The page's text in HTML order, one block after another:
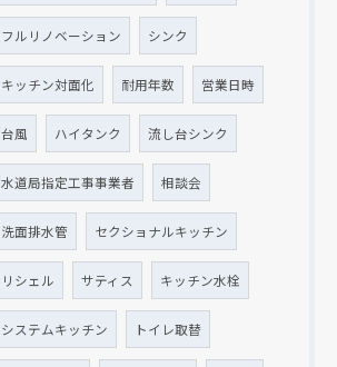
フルリノベーション シンク
キッチン対面化 耐用年数 営業日時
台風 ハイタンク 流し台シンク
水道局指定工事事業者 相談会
洗面排水管 セクショナルキッチン
リシェル サティス キッチン水栓
システムキッチン トイレ取替